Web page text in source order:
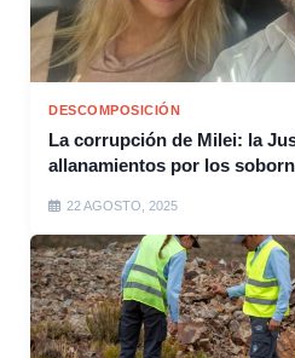
DESCOMPOSICIÓN
La corrupción de Milei: la
allanamientos por los
22 AGOSTO, 2025